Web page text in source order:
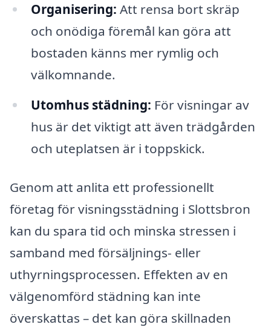
Organisering: Att rensa bort skräp
och onödiga föremål kan göra att
bostaden känns mer rymlig och
välkomnande.
Utomhus städning: För visningar av
hus är det viktigt att även trädgården
och uteplatsen är i toppskick.
Genom att anlita ett professionellt
företag för visningsstädning i Slottsbron
kan du spara tid och minska stressen i
samband med försäljnings- eller
uthyrningsprocessen. Effekten av en
välgenomförd städning kan inte
överskattas – det kan göra skillnaden